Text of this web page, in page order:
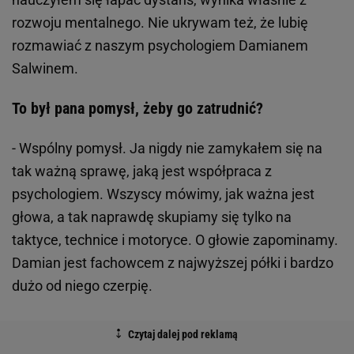
rozwoju mentalnego. Nie ukrywam też, że lubię
rozmawiać z naszym psychologiem Damianem
Salwinem.
To był pana pomysł, żeby go zatrudnić?
- Wspólny pomysł. Ja nigdy nie zamykałem się na
tak ważną sprawę, jaką jest współpraca z
psychologiem. Wszyscy mówimy, jak ważna jest
głowa, a tak naprawdę skupiamy się tylko na
taktyce, technice i motoryce. O głowie zapominamy.
Damian jest fachowcem z najwyższej półki i bardzo
dużo od niego czerpię.